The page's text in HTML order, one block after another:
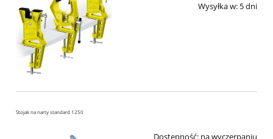
Wysyłka w: 5 dni
Stojak na narty standard 1250
Dostępność: na wyczerpaniu